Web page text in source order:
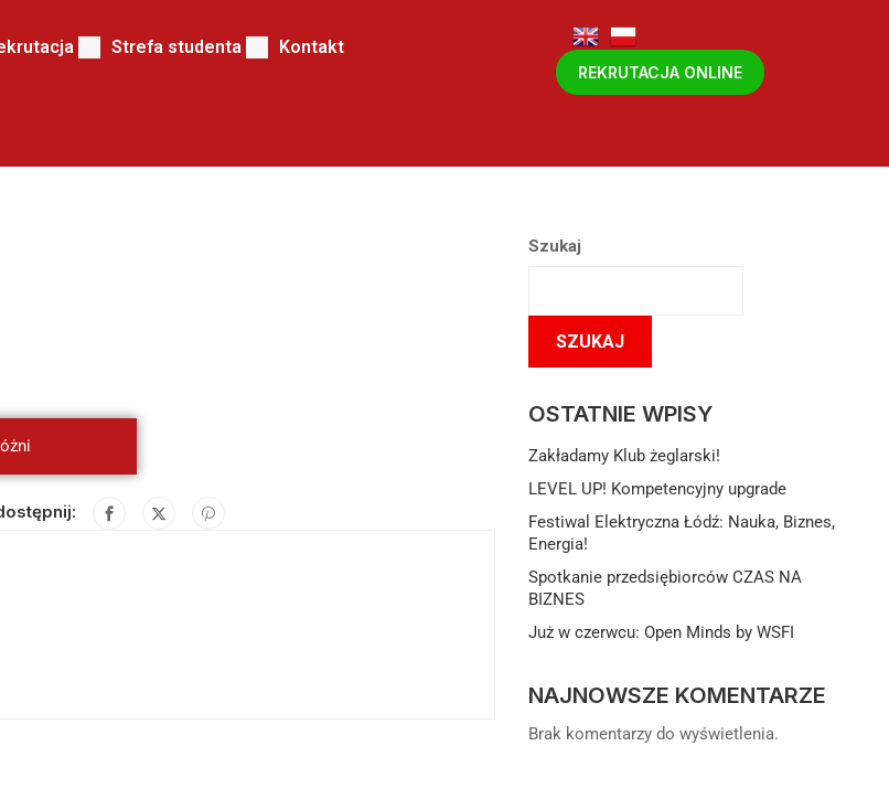
Strefa studenta Kontakt
REKRUTACJA ONLINE
Szukaj
SZUKAJ
OSTATNIE WPISY
Zakładamy Klub żeglarski!
LEVEL UP! Kompetencyjny upgrade
Festiwal Elektryczna Łódź: Nauka, Biznes,
Energia!
Spotkanie przedsiębiorców CZAS NA
BIZNES
Już w czerwcu: Open Minds by WSFI
NAJNOWSZE KOMENTARZE
Brak komentarzy do wyświetlenia.